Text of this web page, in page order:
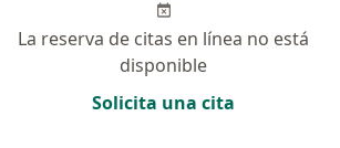
La reserva de citas en línea no está
disponible
Solicita una cita